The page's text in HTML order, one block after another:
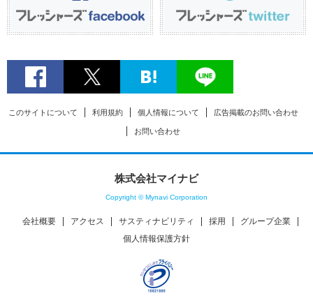
このサイトについて 利用規約 個人情報について 広告掲載のお問い合わせ
お問い合わせ
株式会社マイナビ
Copyright © Mynavi Corporation
会社概要 アクセス サスティナビリティ 採用
グループ企業
個人情報保護方針